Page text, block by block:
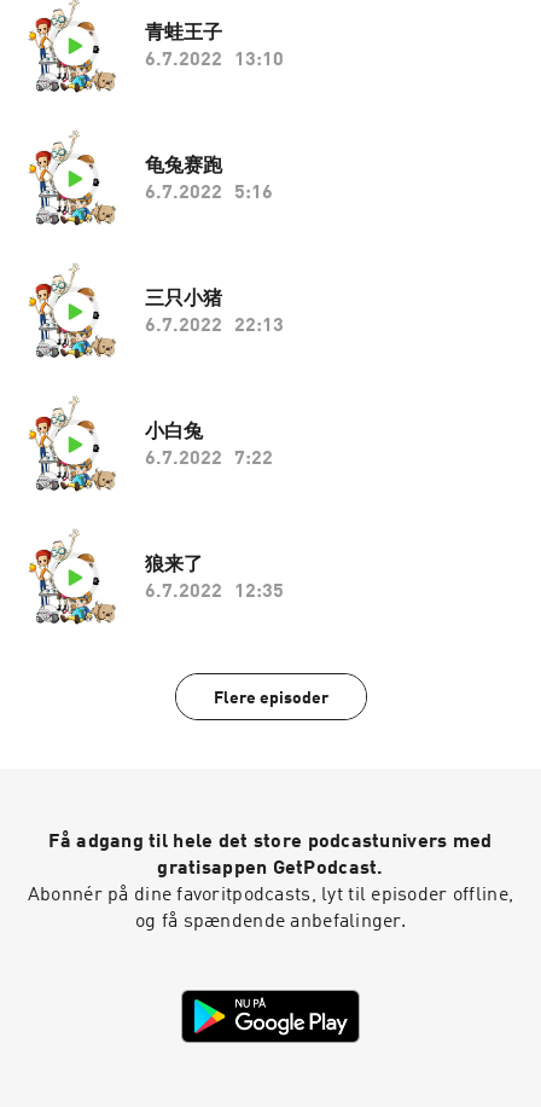
青蛙王子
6.7.2022
13:10
龟兔赛跑
6.7.2022
5:16
三只小猪
6.7.2022
22:13
小白兔
6.7.2022
7:22
狼来了
6.7.2022
12:35
Flere episoder
Få adgang til hele det store podcastunivers med
gratisappen GetPodcast.
Abonnér på dine favoritpodcasts, lyt til episoder offline,
og få spændende anbefalinger.